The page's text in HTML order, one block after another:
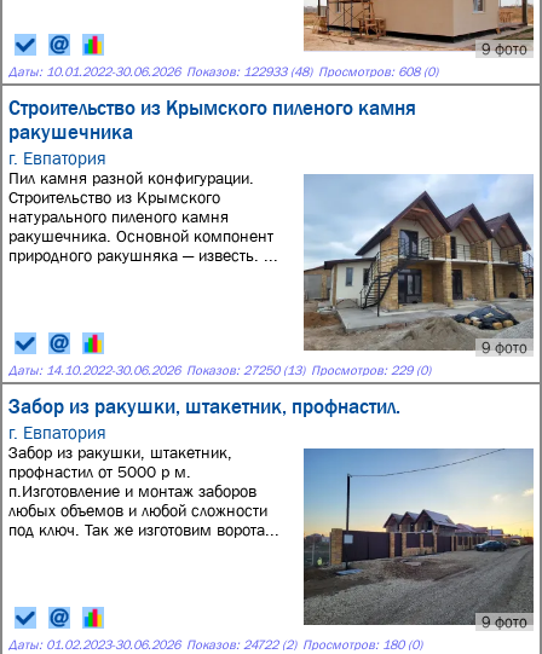
9 фото
Даты: 10.01.2022-30.06.2026 Показов: 122933 (48) Просмотров: 608 (0)
Строительство из Крымского пиленого камня
ракушечника
г. Евпатория
9 фото
Пил камня разной конфигурации.
Строительство из Крымского
натурального пиленого камня
ракушечника. Основной компонент
природного ракушняка — известь. ...
Даты: 14.10.2022-30.06.2026 Показов: 27250 (13) Просмотров: 229 (0)
Забор из ракушки, штакетник, профнастил.
г. Евпатория
9 фото
Забор из ракушки, штакетник,
профнастил от 5000 р м.
п.Изготовление и монтаж заборов
любых объемов и любой сложности
под ключ. Так же изготовим ворота...
Даты: 01.02.2023-30.06.2026 Показов: 24722 (2) Просмотров: 180 (0)